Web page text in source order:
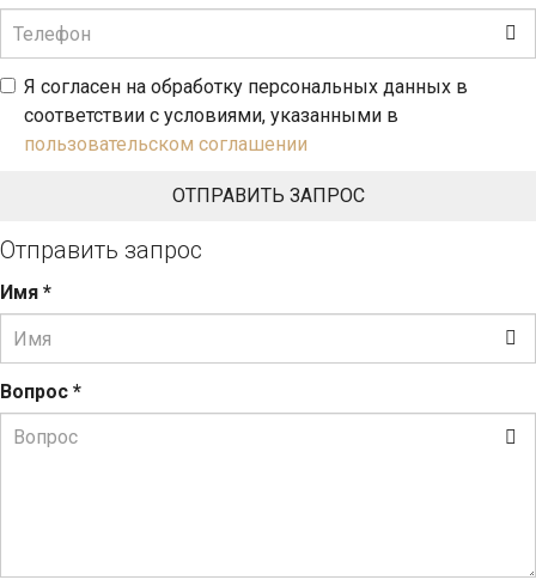
Я согласен на обработку персональных данных в
соответствии с условиями, указанными в
пользовательском соглашении
Отправить запрос
Имя *
Вопрос *